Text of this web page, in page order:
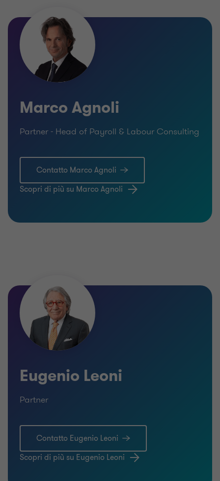
Marco Agnoli
Partner - Head of Payroll & Labour Consulting
Contatto Marco Agnoli
Scopri di più su Marco Agnoli
Eugenio Leoni
Partner
Contatto Eugenio Leoni
Scopri di più su Eugenio Leoni